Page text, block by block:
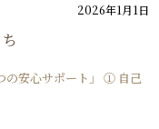
2026年1月1日
の安心サポート」 ① 自己